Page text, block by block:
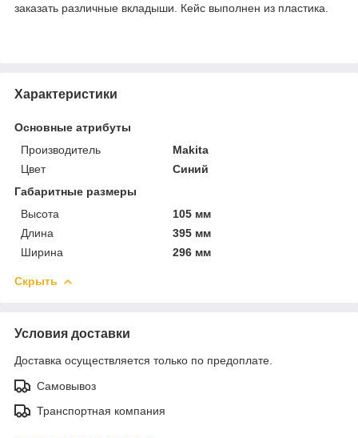
заказать различные вкладыши. Кейс выполнен из пластика.
Характеристики
Основные атрибуты
Производитель
Makita
Цвет
Синий
Габаритные размеры
Высота
105 мм
Длина
395 мм
Ширина
296 мм
Скрыть
Условия доставки
Доставка осуществляется только по предоплате.
Самовывоз
Транспортная компания